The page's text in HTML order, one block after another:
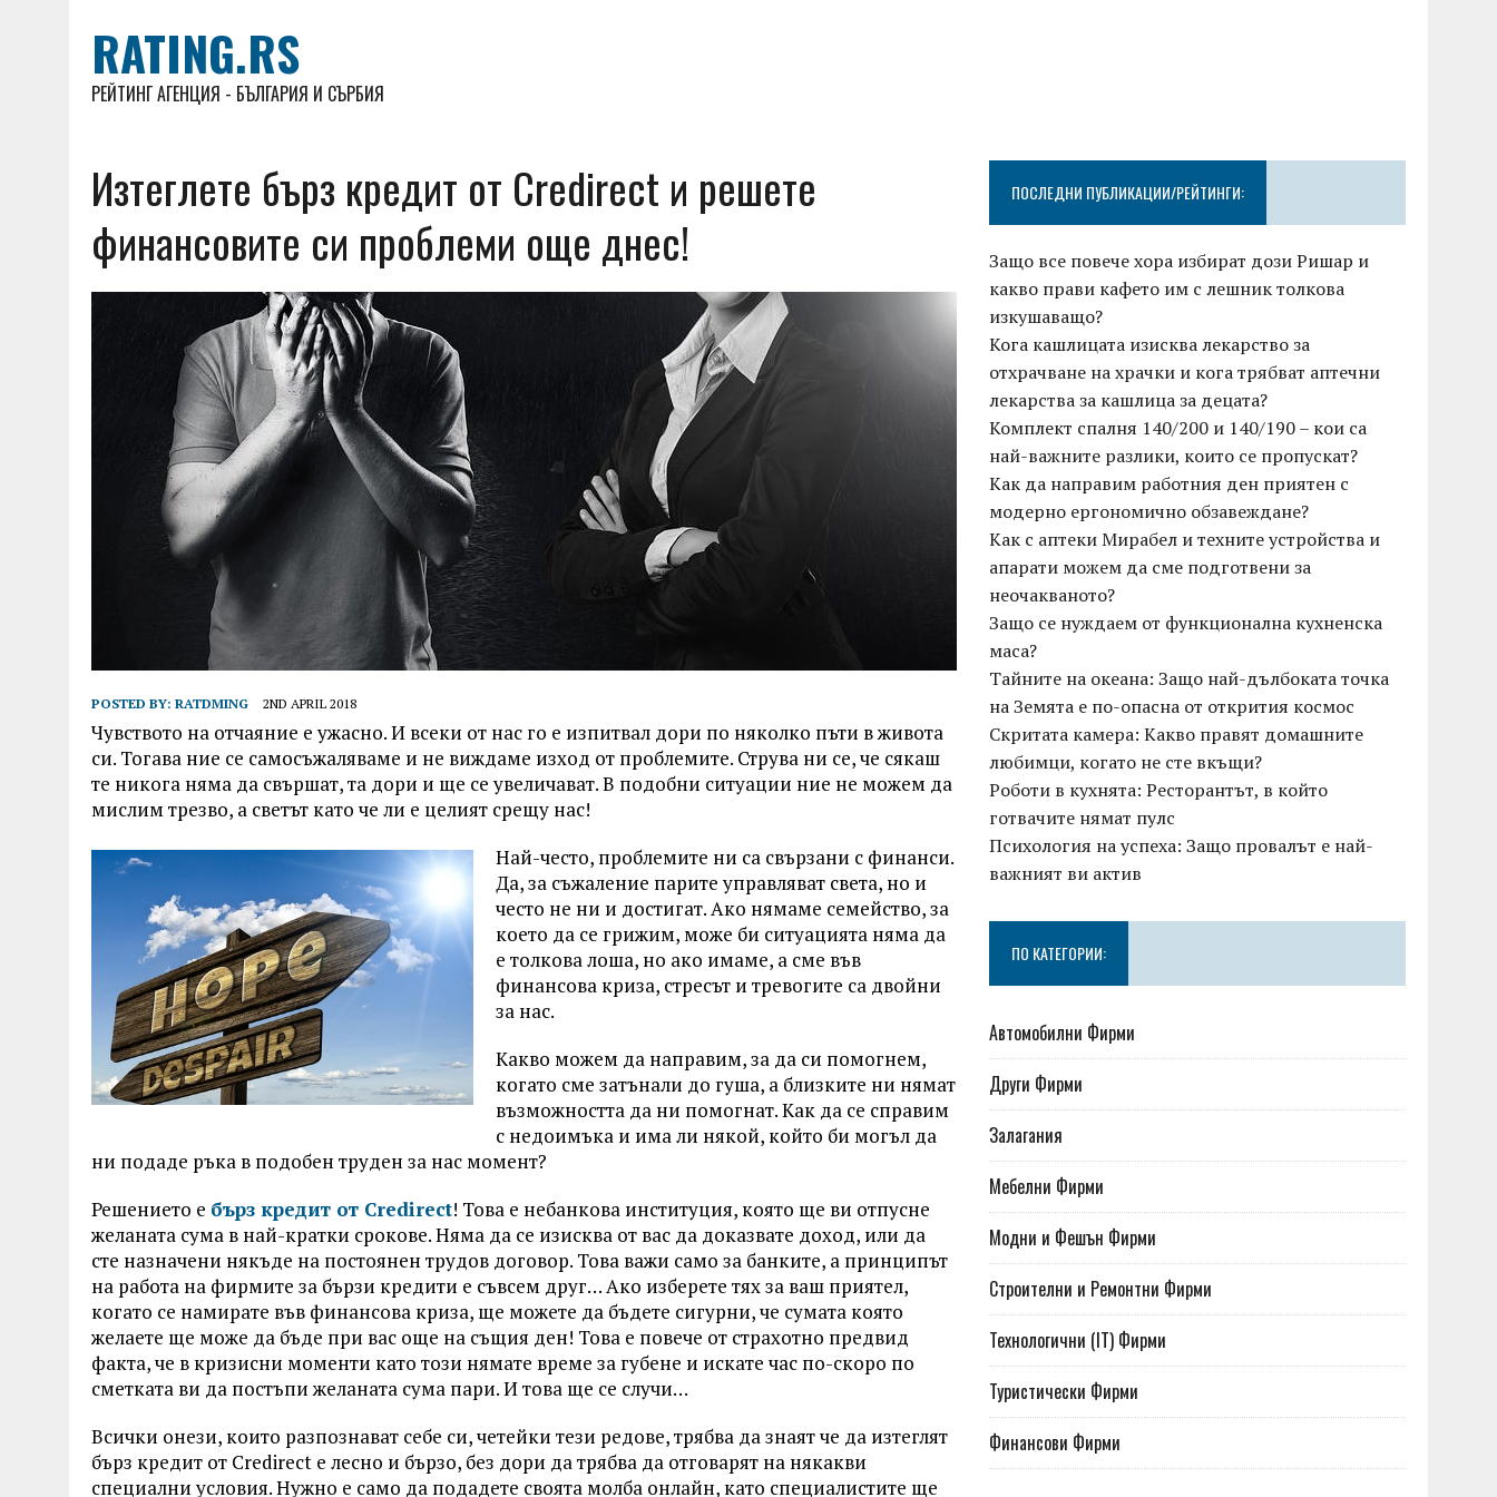
RATING.RS
РЕЙТИНГ АГЕНЦИЯ - БЪЛГАРИЯ И СЪРБИЯ
Изтеглете бърз кредит от Credirect и решете
финансовите си проблеми още днес!
POSTED BY: RATDMING 2ND APRIL 2018
Чувството на отчаяние е ужасно. И всеки от нас го е изпитвал дори по няколко пъти в живота
си. Тогава ние се самосъжаляваме и не виждаме изход от проблемите. Струва ни се, че сякаш
те никога няма да свършат, та дори и ще се увеличават. В подобни ситуации ние не можем да
мислим трезво, а светът като че ли е целият срещу нас!
Най-често, проблемите ни са свързани с финанси.
Да, за съжаление парите управляват света, но и
често не ни и достигат. Ако нямаме семейство, за
което да се грижим, може би ситуацията няма да
е толкова лоша, но ако имаме, а сме във
финансова криза, стресът и тревогите са двойни
за нас.
Какво можем да направим, за да си помогнем,
когато сме затънали до гуша, а близките ни нямат
възможността да ни помогнат. Как да се справим
с недоимъка и има ли някой, който би могъл да
ни подаде ръка в подобен труден за нас момент?
Решението е бърз кредит от Credirect! Това е небанкова институция, която ще ви отпусне
желаната сума в най-кратки срокове. Няма да се изисква от вас да доказвате доход, или да
сте назначени някъде на постоянен трудов договор. Това важи само за банките, а принципът
на работа на фирмите за бързи кредити е съвсем друг… Ако изберете тях за ваш приятел,
когато се намирате във финансова криза, ще можете да бъдете сигурни, че сумата която
желаете ще може да бъде при вас още на същия ден! Това е повече от страхотно предвид
факта, че в кризисни моменти като този нямате време за губене и искате час по-скоро по
сметката ви да постъпи желаната сума пари. И това ще се случи…
Всички онези, които разпознават себе си, четейки тези редове, трябва да знаят че да изтеглят
бърз кредит от Credirect е лесно и бързо, без дори да трябва да отговарят на някакви
специални условия. Нужно е само да подадете своята молба онлайн, като специалистите ще
ПОСЛЕДНИ ПУБЛИКАЦИИ/РЕЙТИНГИ:
Защо все повече хора избират дози Ришар и
какво прави кафето им с лешник толкова
изкушаващо?
Кога кашлицата изисква лекарство за
отхрачване на храчки и кога трябват аптечни
лекарства за кашлица за децата?
Комплект спалня 140/200 и 140/190 – кои са
най-важните разлики, които се пропускат?
Как да направим работния ден приятен с
модерно ергономично обзавеждане?
Как с аптеки Мирабел и техните устройства и
апарати можем да сме подготвени за
неочакваното?
Защо се нуждаем от функционална кухненска
маса?
Тайните на океана: Защо най-дълбоката точка
на Земята е по-опасна от открития космос
Скритата камера: Какво правят домашните
любимци, когато не сте вкъщи?
Роботи в кухнята: Ресторантът, в който
готвачите нямат пулс
Психология на успеха: Защо провалът е най-
важният ви актив
ПО КАТЕГОРИИ:
Автомобилни Фирми
Други Фирми
Залагания
Мебелни Фирми
Модни и Фешън Фирми
Строителни и Ремонтни Фирми
Технологични (IT) Фирми
Туристически Фирми
Финансови Фирми